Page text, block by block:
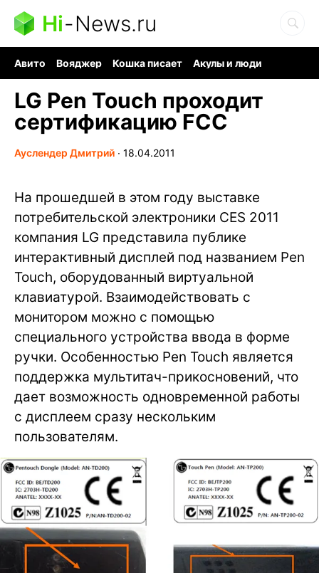
Hi-News.ru
Авито Вояджер Кошка писает
Акулы и люди
LG Pen Touch проходит
сертификацию FCC
Ауслендер Дмитрий ∙ 18.04.2011
На прошедшей в этом году выставке
потребительской электроники CES 2011
компания LG представила публике
интерактивный дисплей под названием Pen
Touch, оборудованный виртуальной
клавиатурой. Взаимодействовать с
монитором можно с помощью
специального устройства ввода в форме
ручки. Особенностью Pen Touch является
поддержка мультитач-прикосновений, что
дает возможность одновременной работы
с дисплеем сразу нескольким
пользователям.